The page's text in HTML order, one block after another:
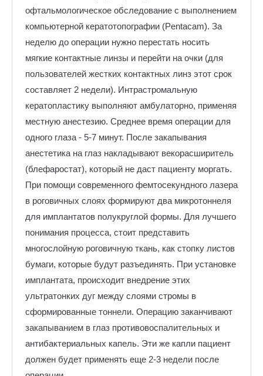
офтальмологическое обследование с выполнением
компьютерной кератотопографии (Pentacam). За
неделю до операции нужно перестать носить
мягкие контактные линзы и перейти на очки (для
пользователей жестких контактных линз этот срок
составляет 2 недели). Интрастромальную
кератопластику выполняют амбулаторно, применяя
местную анестезию. Среднее время операции для
одного глаза - 5-7 минут. После закапывания
анестетика на глаз накладывают векорасширитель
(блефаростат), который не даст пациенту моргать.
При помощи современного фемтосекундного лазера
в роговичных слоях формируют два микротоннеля
для имплантатов полукруглой формы. Для лучшего
понимания процесса, стоит представить
многослойную роговичную ткань, как стопку листов
бумаги, которые будут разъединять. При установке
имплантата, происходит внедрение этих
ультратонких дуг между слоями стромы в
сформированные тоннели. Операцию заканчивают
закапыванием в глаз противовоспалительных и
антибактериальных капель. Эти же капли пациент
должен будет применять еще 2-3 недели после